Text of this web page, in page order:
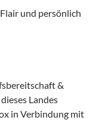
und persönlich
&
Landes
in Verbindung mit